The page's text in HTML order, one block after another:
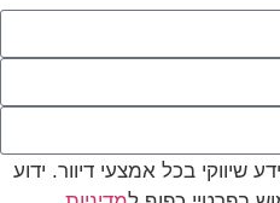
שיווקי בכל אמצעי דיוור. ידוע